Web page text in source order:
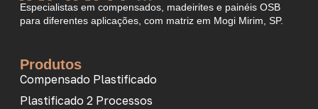
Especialistas em compensados, madeirites e painéis OSB
para diferentes aplicações, com matriz em Mogi Mirim, SP.
Produtos
Compensado Plastificado
Plastificado 2 Processos